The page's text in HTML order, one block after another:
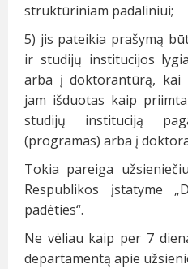
struktūriniam padaliniui;
5) jis pateikia prašymą
ir studijų institucijos
arba į doktorantūrą, kai
jam išduotas kaip
studijų instituciją
(programas) arba į
Tokia pareiga
Respublikos įstatyme
padėties“.
Ne vėliau kaip per 7
departamentą apie